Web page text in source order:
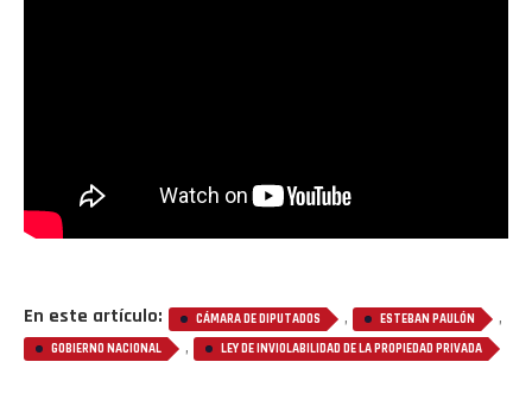
En este artículo: CÁMARA DE DIPUTADOS , ESTEBAN PAULÓN ,
GOBIERNO NACIONAL , LEY DE INVIOLABILIDAD DE LA PROPIEDAD PRIVADA